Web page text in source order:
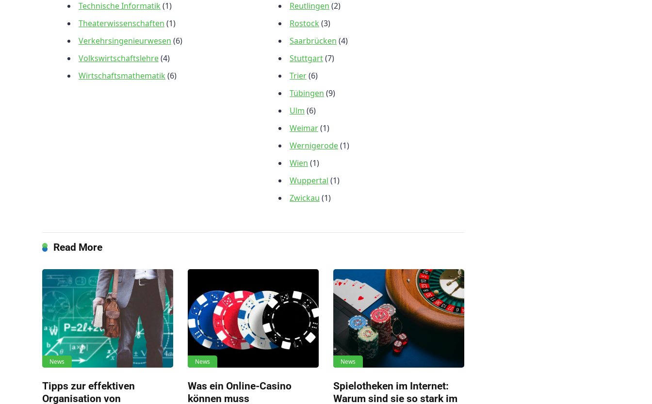
Technische Informatik (1)
Theaterwissenschaften (1)
Verkehrsingenieurwesen (6)
Volkswirtschaftslehre(4)
Wirtschaftsmathematik (6)
Reutlingen (2)
Rostock (3)
Saarbrücken (4)
Stuttgart(7)
Trier(6)
Tübingen (9)
Ulm (6)
Weimar(1)
Wernigerode(1)
Wien (1)
Wuppertal (1)
Zwickau (1)
Read More
News
Tipps zur effektiven
Organisation von
News
Was ein Online-Casino
können muss
News
Spielotheken im Internet:
Warum sind sie so stark im